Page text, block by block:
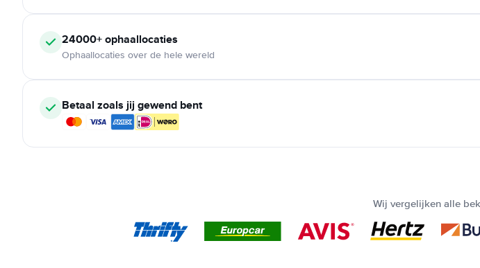
24000+ ophaallocaties
Ophaallocaties over de hele wereld
Betaal zoals jij gewend bent
Wij vergelijken alle